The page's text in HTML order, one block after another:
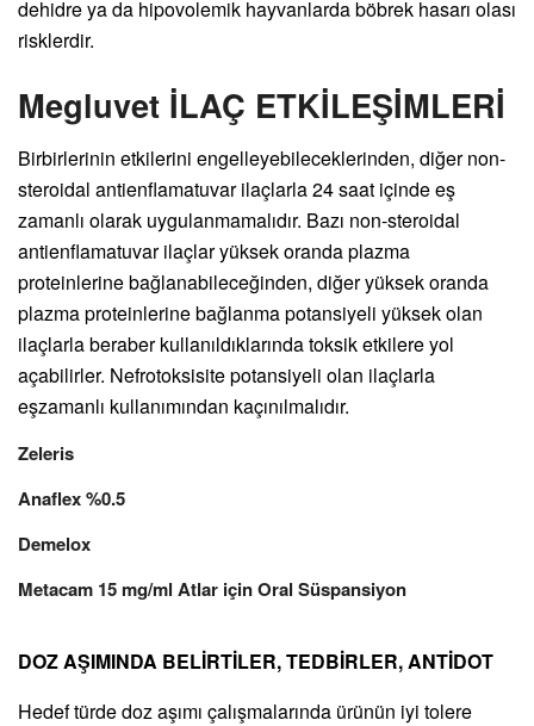
dehidre ya da hipovolemik hayvanlarda böbrek hasarı olası
risklerdir.
Megluvet İLAÇ ETKİLEŞİMLERİ
Birbirlerinin etkilerini engelleyebileceklerinden, diğer non-
steroidal antienflamatuvar ilaçlarla 24 saat içinde eş
zamanlı olarak uygulanmamalıdır. Bazı non-steroidal
antienflamatuvar ilaçlar yüksek oranda plazma
proteinlerine bağlanabileceğinden, diğer yüksek oranda
plazma proteinlerine bağlanma potansiyeli yüksek olan
ilaçlarla beraber kullanıldıklarında toksik etkilere yol
açabilirler. Nefrotoksisite potansiyeli olan ilaçlarla
eşzamanlı kullanımından kaçınılmalıdır.
Zeleris
Anaflex %0.5
Demelox
Metacam 15 mg/ml Atlar için Oral Süspansiyon
DOZ AŞIMINDA BELİRTİLER, TEDBİRLER, ANTİDOT
Hedef türde doz aşımı çalışmalarında ürünün iyi tolere